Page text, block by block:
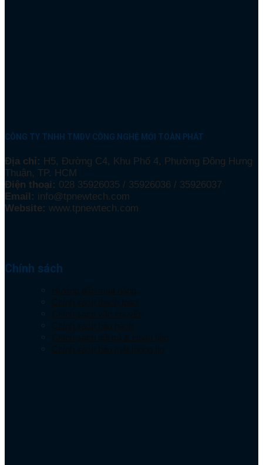
CÔNG TY TNHH TMDV CÔNG NGHỆ MỚI TOÀN PHÁT
Địa chỉ: H5, Đường C4, Khu Phố 4, Phường Đông Hưng
Thuận, TP. HCM
Điện thoại: 028 35926035 / 35926036 / 35926037
Email: info@tpnewtech.com
Website: www.tpnewtech.com
Chính sách